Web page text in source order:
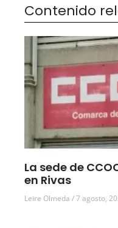
Contenido
La sede de
en Rivas
Leire Olmeda 7 agosto,